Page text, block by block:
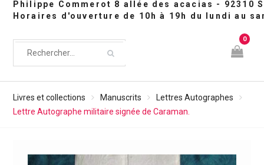
0
Livres et collections Manuscrits
Lettres Autographes
Lettre Autographe militaire signée de Caraman.